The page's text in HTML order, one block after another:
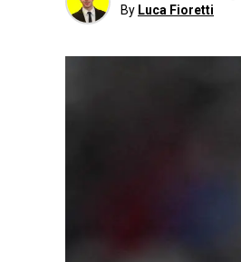
By Luca Fioretti